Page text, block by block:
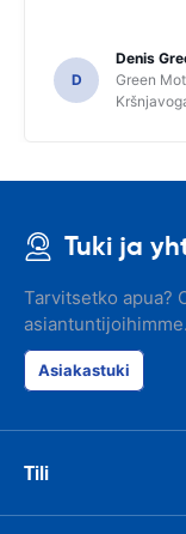
D
Denis
Green
Tuki ja
Tarvitsetko apua?
asiantuntijoihimme.
Asiakastuki
Tili